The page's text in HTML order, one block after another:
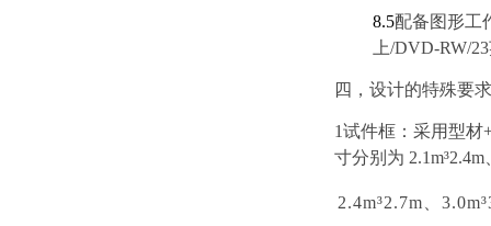
8.5配备图形工
上/DVD-RW/23
四， 设计的特殊要
1试件框：采用型
寸分别为 2.1m³2.4m
2.4m³2.7m、